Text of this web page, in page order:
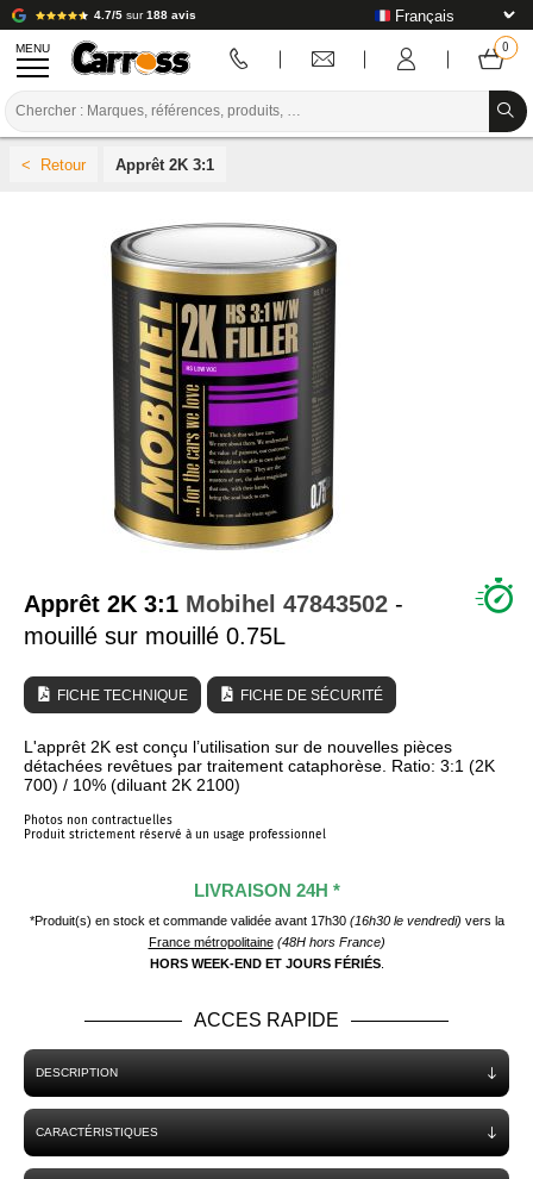
4.7/5 sur188 avis
MENU
PREPARATION / PEINTURE / FINITION
CONSOMMABLE CARROSSERIE
OUTILLAGE CARROSSERIE
ÉQUIPEMENT ATELIER CARROSSERIE
CODE COULEUR
INSTALLATION LABO
TUTORIEL & CONSEILS
Apprêt 2K 3:1
Apprêt 2K 3:1 Mobihel 47843502 -
mouillé sur mouillé 0.75L
FICHE TECHNIQUE FICHE DE SÉCURITÉ
L'apprêt 2K est conçu l’utilisation sur de nouvelles pièces
détachées revêtues par traitement cataphorèse. Ratio: 3:1 (2K
700) / 10% (diluant 2K 2100)
Photos non contractuelles
Produit strictement réservé à un usage professionnel
LIVRAISON 24H *
*Produit(s) en stock et commande validée avant 17h30 (16h30 le vendredi) vers la
France métropolitaine (48H hors France)
HORS WEEK-END ET JOURS FÉRIÉS.
ACCES RAPIDE
DESCRIPTION
CARACTÉRISTIQUES